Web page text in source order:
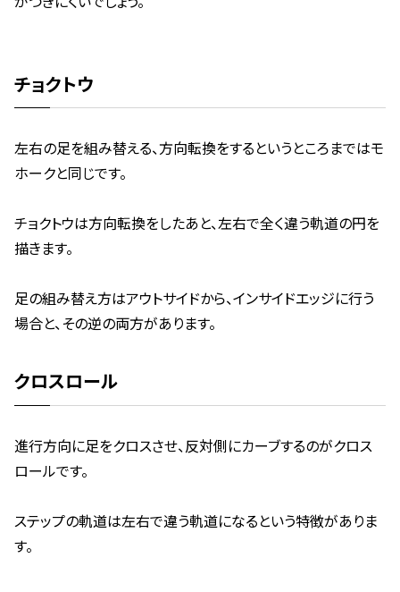
チョクトウ
左右の足を組み替える、方向転換をするというところまではモ
ホークと同じです。
チョクトウは方向転換をしたあと、左右で全く違う軌道の円を
描きます。
足の組み替え方はアウトサイドから、インサイドエッジに行う
場合と、その逆の両方があります。
クロスロール
進行方向に足をクロスさせ、反対側にカーブするのがクロス
ロールです。
ステップの軌道は左右で違う軌道になるという特徴がありま
す。